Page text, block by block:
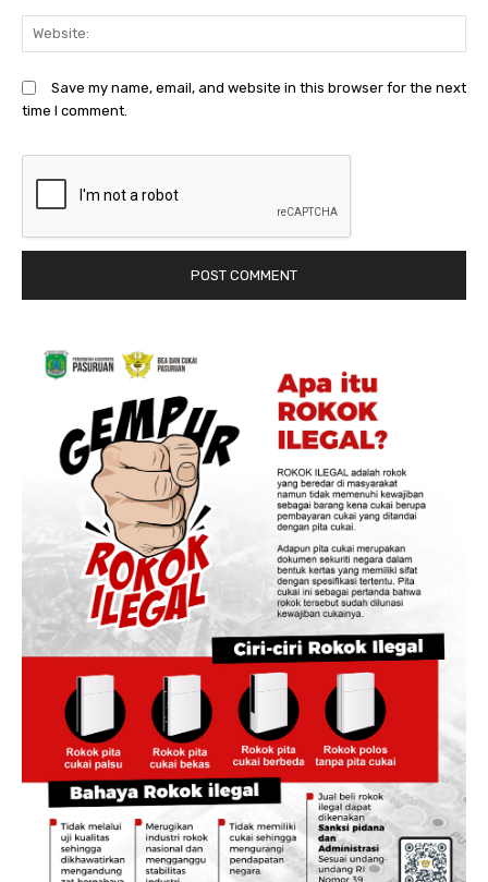
Save my name, email, and website in this browser for the next
time I comment.